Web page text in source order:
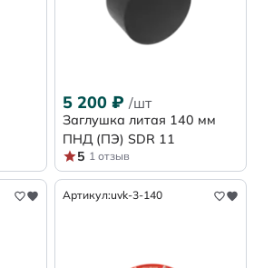
5 200 ₽ /шт
Заглушка литая 140 мм
ПНД (ПЭ) SDR 11
5 1 отзыв
Артикул:uvk-3-140